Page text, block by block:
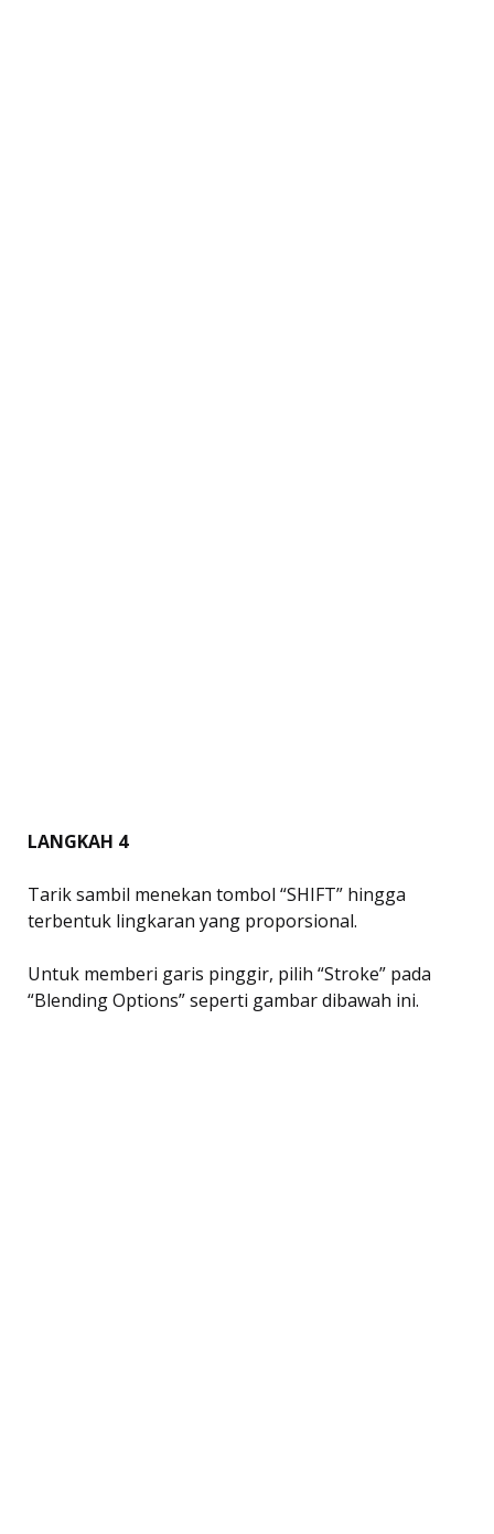
LANGKAH 4
Tarik sambil menekan tombol “SHIFT” hingga
terbentuk lingkaran yang proporsional.
Untuk memberi garis pinggir, pilih “Stroke” pada
“Blending Options” seperti gambar dibawah ini.